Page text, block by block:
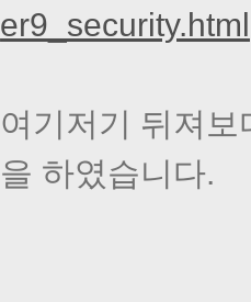
er9_security.html
여기저기 뒤져
을 하였습니다.